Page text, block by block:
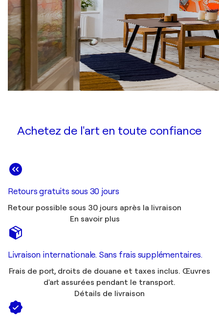
Achetez de l'art en toute confiance
Retours gratuits sous 30 jours
Retour possible sous 30 jours après la livraison
En savoir plus
Livraison internationale. Sans frais supplémentaires.
Frais de port, droits de douane et taxes inclus. Œuvres
d'art assurées pendant le transport.
Détails de livraison